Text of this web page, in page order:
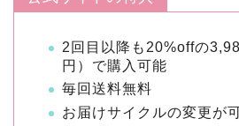
2回目以降も20%offの
円）で購入可能
毎回送料無料
お届けサイクルの変更が